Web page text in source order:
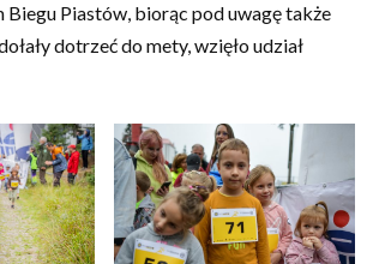
Biegu Piastów, biorąc pod uwagę także
dotrzeć do mety, wzięło udział